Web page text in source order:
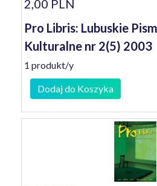
2,00 PLN
Pro Libris: Lubuskie
Kulturalne nr 2(5) 2003
1 produkt/y
Dodaj do Koszyka